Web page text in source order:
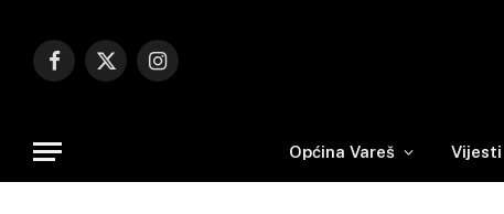
Facebook
X
Instagram
Općina Vareš Vijesti